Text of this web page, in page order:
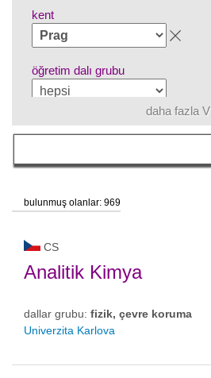
kent
öğretim dalı grubu
dil
daha fazla V
bulunmuş olanlar: 969
CS
Analitik Kimya
dallar grubu: fizik, çevre koruma
Univerzita Karlova